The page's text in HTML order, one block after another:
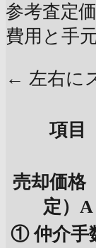
参考査定
費用と手
← 左右に
項目
売却価格
定）A
① 仲介手